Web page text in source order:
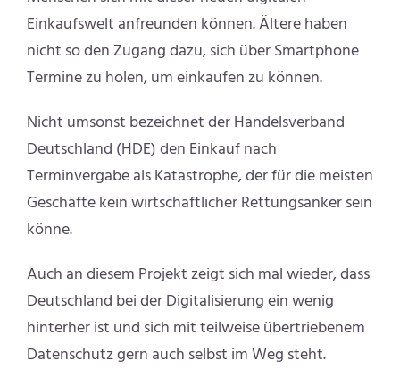
Einkaufswelt anfreunden können. Ältere haben
nicht so den Zugang dazu, sich über Smartphone
Termine zu holen, um einkaufen zu können.
Nicht umsonst bezeichnet der Handelsverband
Deutschland (HDE) den Einkauf nach
Terminvergabe als Katastrophe, der für die meisten
Geschäfte kein wirtschaftlicher Rettungsanker sein
könne.
Auch an diesem Projekt zeigt sich mal wieder, dass
Deutschland bei der Digitalisierung ein wenig
hinterher ist und sich mit teilweise übertriebenem
Datenschutz gern auch selbst im Weg steht.